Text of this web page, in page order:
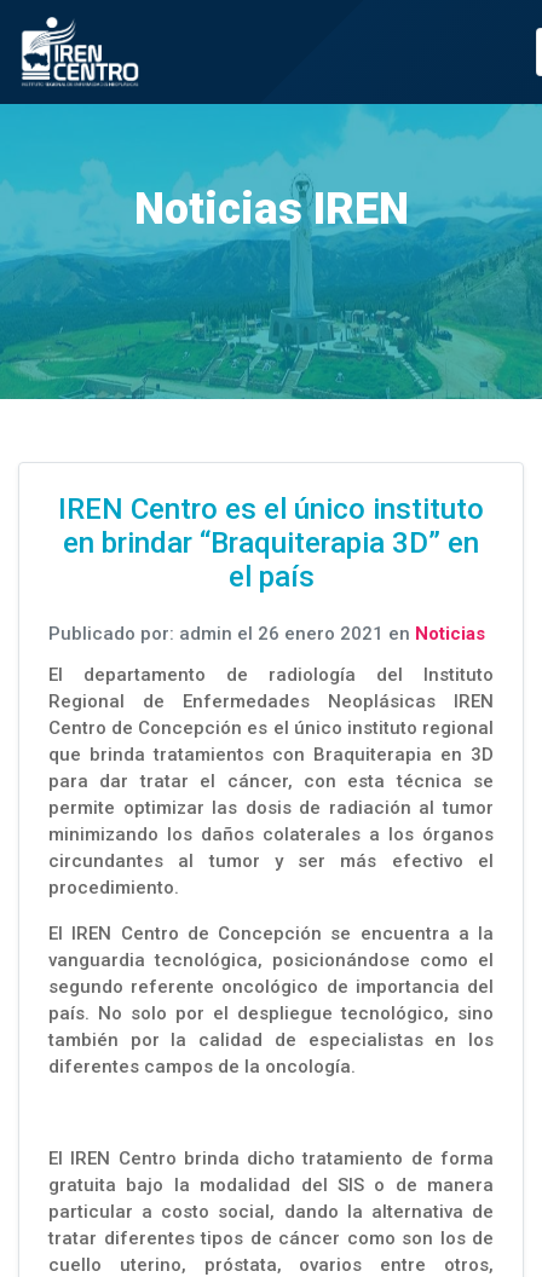
Prueba
Noticias IREN
IREN Centro es el único instituto
en brindar “Braquiterapia 3D” en
el país
Publicado por: admin el 26 enero 2021 en Noticias
El departamento de radiología del Instituto
Regional de Enfermedades Neoplásicas IREN
Centro de Concepción es el único instituto regional
que brinda tratamientos con Braquiterapia en 3D
para dar tratar el cáncer, con esta técnica se
permite optimizar las dosis de radiación al tumor
minimizando los daños colaterales a los órganos
circundantes al tumor y ser más efectivo el
procedimiento.
El IREN Centro de Concepción se encuentra a la
vanguardia tecnológica, posicionándose como el
segundo referente oncológico de importancia del
país. No solo por el despliegue tecnológico, sino
también por la calidad de especialistas en los
diferentes campos de la oncología.
El IREN Centro brinda dicho tratamiento de forma
gratuita bajo la modalidad del SIS o de manera
particular a costo social, dando la alternativa de
tratar diferentes tipos de cáncer como son los de
cuello uterino, próstata, ovarios entre otros,